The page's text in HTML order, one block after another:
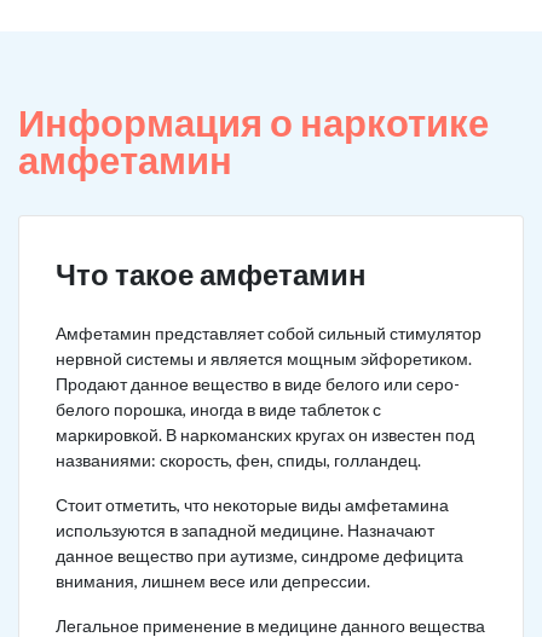
Информация о наркотике
амфетамин
Что такое амфетамин
Амфетамин представляет собой сильный стимулятор
нервной системы и является мощным эйфоретиком.
Продают данное вещество в виде белого или серо-
белого порошка, иногда в виде таблеток с
маркировкой. В наркоманских кругах он известен под
названиями: скорость, фен, спиды, голландец.
Стоит отметить, что некоторые виды амфетамина
используются в западной медицине. Назначают
данное вещество при аутизме, синдроме дефицита
внимания, лишнем весе или депрессии.
Легальное применение в медицине данного вещества